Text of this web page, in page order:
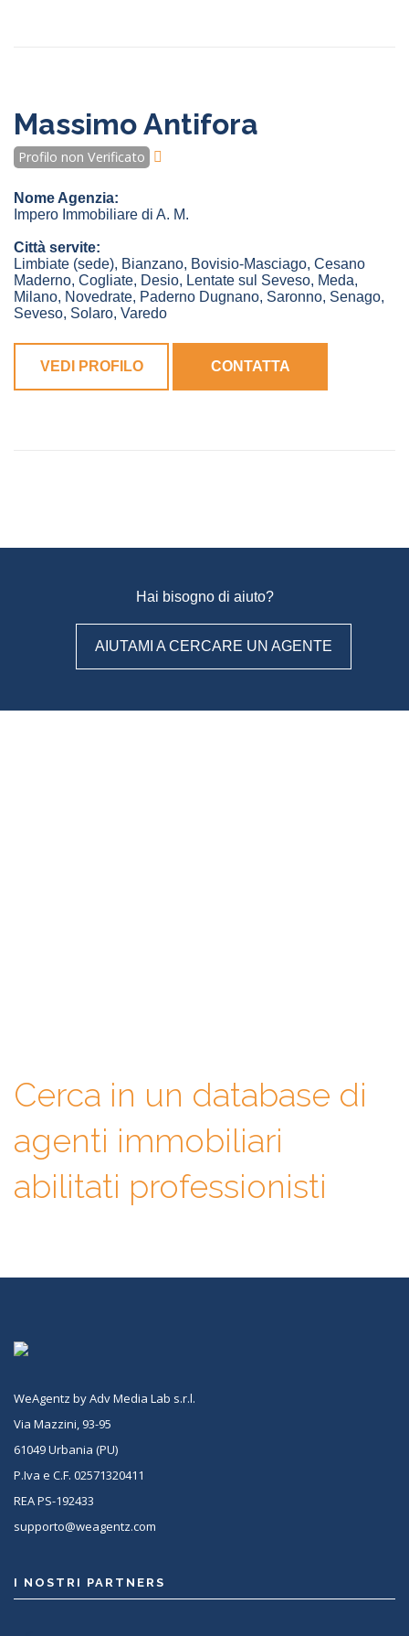
Massimo Antifora
Profilo non Verificato
Nome Agenzia:
Impero Immobiliare di A. M.
Città servite:
Limbiate (sede), Bianzano, Bovisio-Masciago, Cesano
Maderno, Cogliate, Desio, Lentate sul Seveso, Meda,
Milano, Novedrate, Paderno Dugnano, Saronno, Senago,
Seveso, Solaro, Varedo
VEDI PROFILO CONTATTA
Hai bisogno di aiuto?
AIUTAMI A CERCARE UN AGENTE
Cerca in un database di
agenti immobiliari
abilitati professionisti
WeAgentz by Adv Media Lab s.r.l.
Via Mazzini, 93-95
61049 Urbania (PU)
P.Iva e C.F. 02571320411
REA PS-192433
supporto@weagentz.com
I NOSTRI PARTNERS